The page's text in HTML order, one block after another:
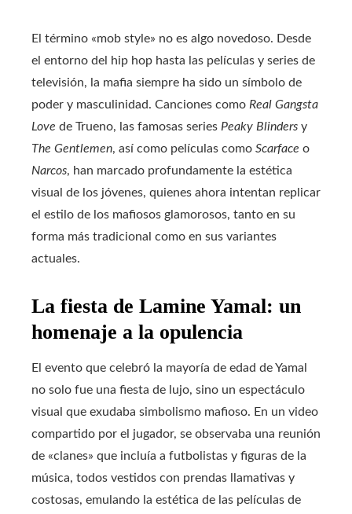
El término «mob style» no es algo novedoso. Desde
el entorno del hip hop hasta las películas y series de
televisión, la mafia siempre ha sido un símbolo de
poder y masculinidad. Canciones como Real Gangsta
Love de Trueno, las famosas series Peaky Blinders y
The Gentlemen, así como películas como Scarface o
Narcos, han marcado profundamente la estética
visual de los jóvenes, quienes ahora intentan replicar
el estilo de los mafiosos glamorosos, tanto en su
forma más tradicional como en sus variantes
actuales.
La fiesta de Lamine Yamal: un
homenaje a la opulencia
El evento que celebró la mayoría de edad de Yamal
no solo fue una fiesta de lujo, sino un espectáculo
visual que exudaba simbolismo mafioso. En un video
compartido por el jugador, se observaba una reunión
de «clanes» que incluía a futbolistas y figuras de la
música, todos vestidos con prendas llamativas y
costosas, emulando la estética de las películas de